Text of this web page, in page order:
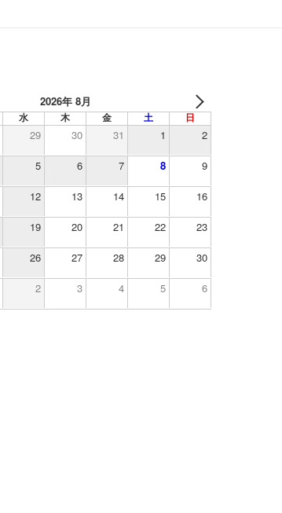
2026年 8月
水 木 金 土 日
29 30 31 1 2
5 6 7 8 9
12 13 14 15 16
19 20 21 22 23
26 27 28 29 30
2 3 4 5 6